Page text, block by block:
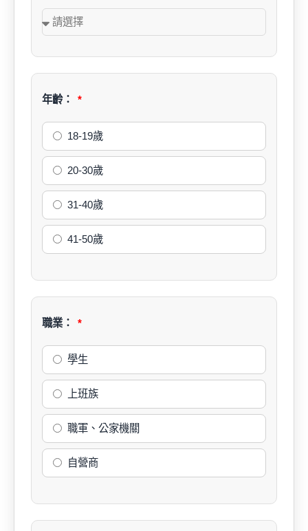
年齡：
18-19歲
20-30歲
31-40歲
41-50歲
職業：
學生
上班族
職軍、公家機關
自營商